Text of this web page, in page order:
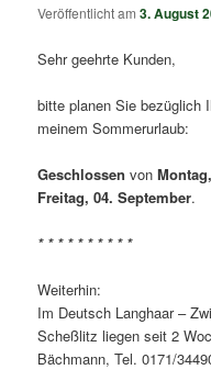
Veröffentlicht am3. August
Sehr geehrte Kunden,
bitte planen Sie bezüglich
meinem Sommerurlaub:
Geschlossenvon
Freitag, 04. September.
* * * * * * * * * *
Weiterhin:
Im Deutsch Langhaar –
Scheßlitz liegen seit 2
Bächmann, Tel. 0171/